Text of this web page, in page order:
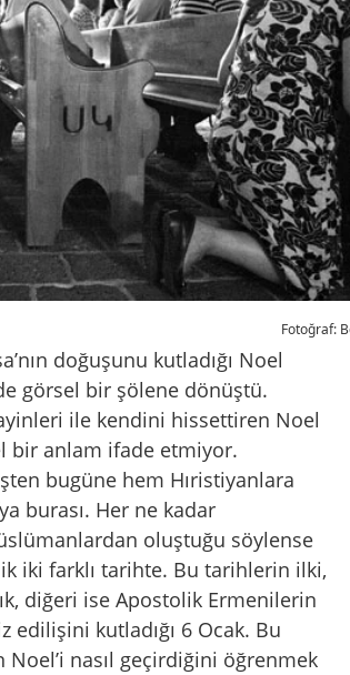
Fotoğraf:
doğuşunu kutladığı Noel
görsel bir şölene dönüştü.
ile kendini hissettiren Noel
bir anlam ifade etmiyor.
bugüne hem Hıristiyanlara
burası. Her ne kadar
oluştuğu söylense
iki farklı tarihte. Bu tarihlerin ilki,
diğeri ise Apostolik Ermenilerin
edilişini kutladığı 6 Ocak. Bu
Noel’i nasıl geçirdiğini öğrenmek